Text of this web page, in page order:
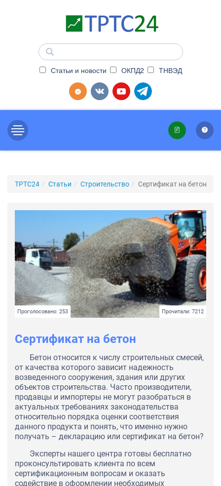
Статьи и новости ОКПД2 ТНВЭД
ТРТС24 Статьи Строительство Сертификат на бетон
Проголосовано: 253 Прочитали: 7212
Сертификат на бетон
Бетон относится к числу строительных смесей,
от качества которого зависит надежность
возведенного сооружения, здания или других
объектов строительства. Часто производители,
продавцы и импортеры не могут разобраться в
актуальных требованиях законодательства
относительно порядка оценки соответствия
данного продукта и понять, что именно нужно
получать – декларацию или сертификат на бетон?
Эксперты нашего центра готовы бесплатно
проконсультировать клиента по всем
сертификационным вопросам и оказать
содействие в оформлении необходимых